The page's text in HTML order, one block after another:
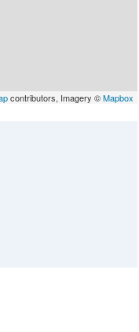
contributors, Imagery ©Mapbox